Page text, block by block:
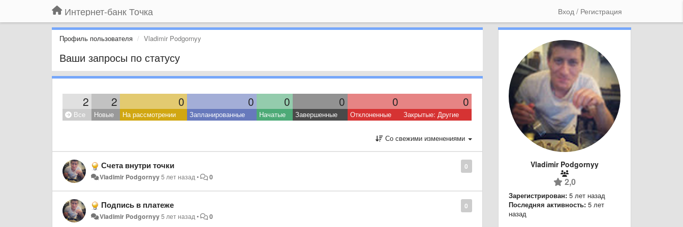
Интернет-банк Точка Вход / Регистрация
Профиль пользователя Vladimir Podgornyy
Ваши запросы по статусу
2 2 0 0 0 0 0 0
Все Новые На рассмотрении Запланированные Начатые Завершенные Отклоненные Закрытые: Другие
Со свежими изменениями
0
Счета внутри точки
Vladimir Podgornyy5 лет назад• 0
0
Подпись в платеже
Vladimir Podgornyy5 лет назад• 0
Vladimir Podgornyy
2,0
Зарегистрирован: 5 лет назад
Последняя активность: 5 лет
назад